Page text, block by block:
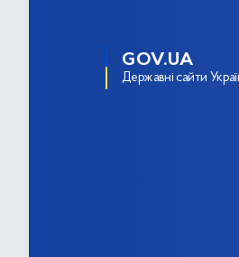
GOV.UA
Державні сайти